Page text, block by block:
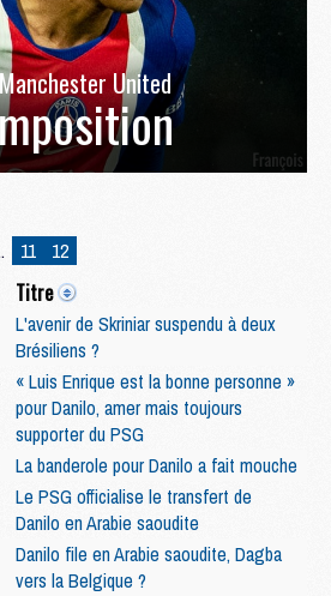
United
11 12
Titre
L'avenir de Skriniar suspendu à deux
Brésiliens ?
« Luis Enrique est la bonne personne »
pour Danilo, amer mais toujours
supporter du PSG
La banderole pour Danilo a fait mouche
Le PSG officialise le transfert de
Danilo en Arabie saoudite
Danilo file en Arabie saoudite, Dagba
vers la Belgique ?